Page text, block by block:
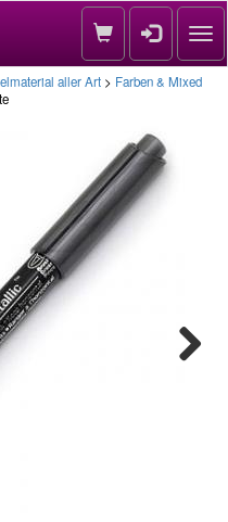
aller Art > Farben & Mixed